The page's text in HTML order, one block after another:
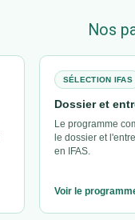
Nos
SÉLECTION IFAS
Dossier et
Le programme
le dossier et
en IFAS.
Voir le